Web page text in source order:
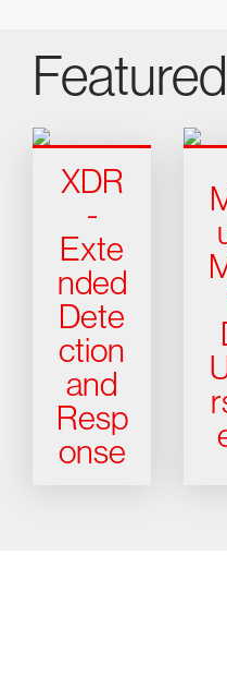
XDR
-
Exte
nded
Dete
ction
and
Resp
onse